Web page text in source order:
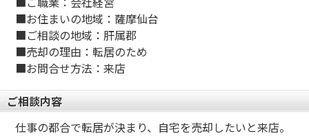
■お住まいの地域：薩摩仙台
■ご相談の地域：肝属郡
■売却の理由：転居のため
■お問合せ方法：来店
ご相談内容
仕事の都合で転居が決まり、自宅を売却したいと来店。